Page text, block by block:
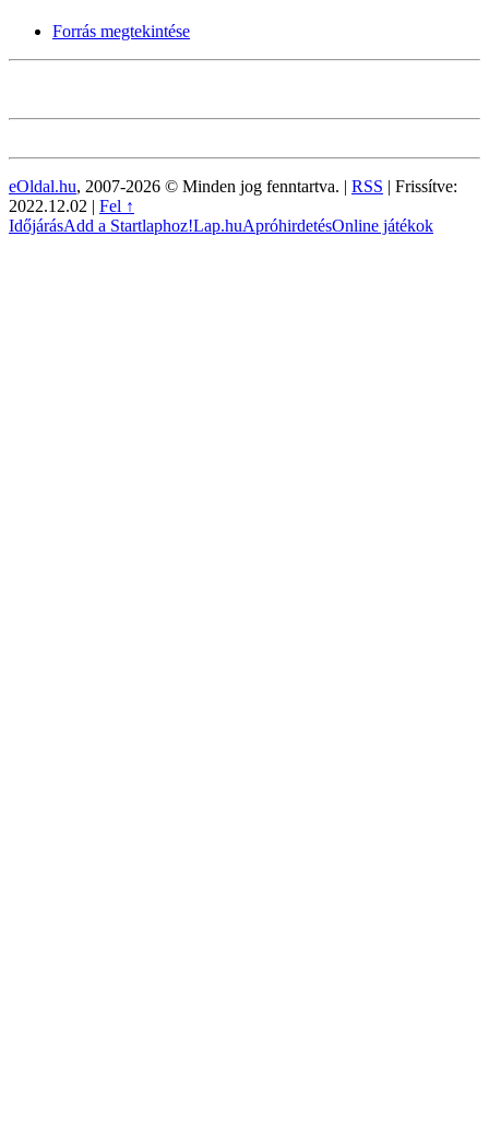
Forrás megtekintése
eOldal.hu, 2007-2026 © Minden jog fenntartva. | RSS | Frissítve:
2022.12.02 | Fel ↑
IdőjárásAdd a Startlaphoz!Lap.huApróhirdetésOnline játékok